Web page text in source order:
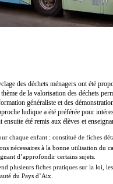
des déchets ménagers ont été
de la valorisation des déchets
généraliste et des
ludique a été préférée pour
été remis aux élèves et
chaque enfant : constitué de fiches
nécessaires à la bonne utilisation du
d’approfondir certains sujets.
plusieurs fiches pratiques sur la loi,
du Pays d’Aix.